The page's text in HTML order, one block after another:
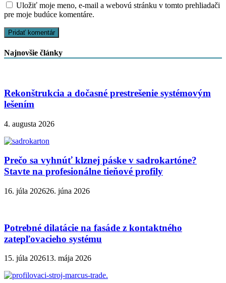
Uložiť moje meno, e-mail a webovú stránku v tomto prehliadači
pre moje budúce komentáre.
Najnovšie články
Rekonštrukcia a dočasné prestrešenie systémovým
lešením
4. augusta 2026
Prečo sa vyhnúť klznej páske v sadrokartóne?
Stavte na profesionálne tieňové profily
16. júla 202626. júna 2026
Potrebné dilatácie na fasáde z kontaktného
zatepľovacieho systému
15. júla 202613. mája 2026